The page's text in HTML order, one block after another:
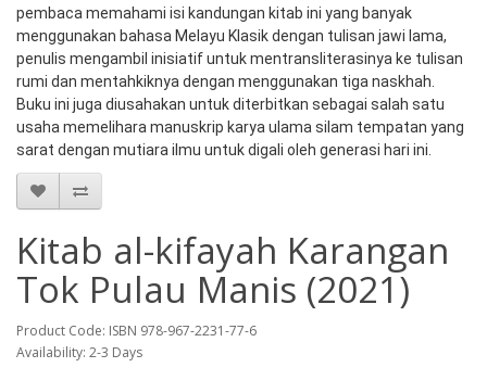
pembaca memahami isi kandungan kitab ini yang banyak
menggunakan bahasa Melayu Klasik dengan tulisan jawi lama,
penulis mengambil inisiatif untuk mentransliterasinya ke tulisan
rumi dan mentahkiknya dengan menggunakan tiga naskhah.
Buku ini juga diusahakan untuk diterbitkan sebagai salah satu
usaha memelihara manuskrip karya ulama silam tempatan yang
sarat dengan mutiara ilmu untuk digali oleh generasi hari ini.
Kitab al-kifayah Karangan
Tok Pulau Manis (2021)
Product Code: ISBN 978-967-2231-77-6
Availability: 2-3 Days